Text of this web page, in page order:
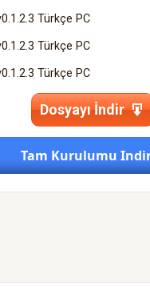
Dosyayı İndir
Tam Kurulumu